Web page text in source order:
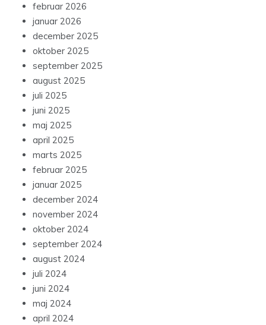
februar 2026
januar 2026
december 2025
oktober 2025
september 2025
august 2025
juli 2025
juni 2025
maj 2025
april 2025
marts 2025
februar 2025
januar 2025
december 2024
november 2024
oktober 2024
september 2024
august 2024
juli 2024
juni 2024
maj 2024
april 2024